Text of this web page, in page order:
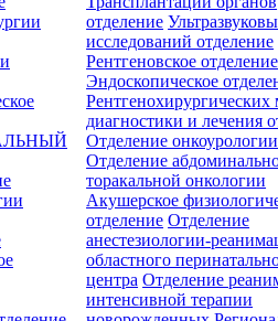
отделение
исследований отделение
Рентгеновское отделение
Эндоскопическое
Рентгенохирургических
диагностики и лечения
Отделение онкоурологии
Отделение
торакальной онкологии
Акушерское
отделение Отделение
анестезиологии-
областного
центра Отделение
интенсивной терапии